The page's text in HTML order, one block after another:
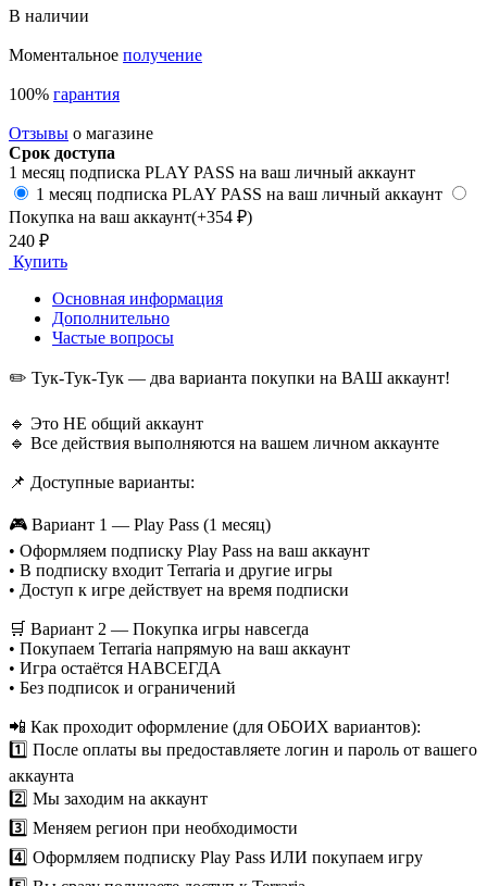
В наличии
Моментальное получение
100% гарантия
Отзывы о магазине
Срок доступа
1 месяц подписка PLAY PASS на ваш личный аккаунт
1 месяц подписка PLAY PASS на ваш личный аккаунт
Покупка на ваш аккаунт(+354 ₽)
240 ₽
Купить
Основная информация
Дополнительно
Частые вопросы
✏️ Тук-Тук-Тук — два варианта покупки на ВАШ аккаунт!
🔹 Это НЕ общий аккаунт
🔹 Все действия выполняются на вашем личном аккаунте
📌 Доступные варианты:
🎮 Вариант 1 — Play Pass (1 месяц)
• Оформляем подписку Play Pass на ваш аккаунт
• В подписку входит Terraria и другие игры
• Доступ к игре действует на время подписки
🛒 Вариант 2 — Покупка игры навсегда
• Покупаем Terraria напрямую на ваш аккаунт
• Игра остаётся НАВСЕГДА
• Без подписок и ограничений
📲 Как проходит оформление (для ОБОИХ вариантов):
1️⃣ После оплаты вы предоставляете логин и пароль от вашего
аккаунта
2️⃣ Мы заходим на аккаунт
3️⃣ Меняем регион при необходимости
4️⃣ Оформляем подписку Play Pass ИЛИ покупаем игру